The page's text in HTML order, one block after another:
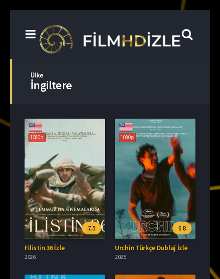
Ülke
İngiltere
1080p
7.5
Filistin 36 İzle
2026
1080p
6.8
Urchin Türkçe Dublaj İzle
2025